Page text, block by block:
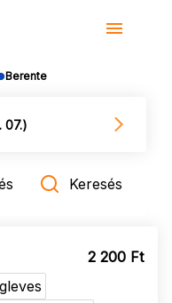
Berente
07.)
Keresés
2 200 Ft